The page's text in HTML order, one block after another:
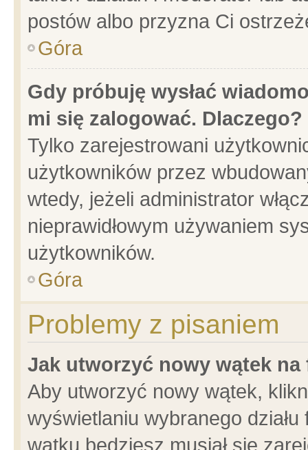
postów albo przyzna Ci
Góra
Gdy próbuję wysłać
mi się zalogować. Dlaczego?
Tylko zarejestrowani
użytkowników przez
wtedy, jeżeli administrator
nieprawidłowym używaniem
użytkowników.
Góra
Problemy z pisaniem
Jak utworzyć nowy wątek na
Aby utworzyć nowy wątek,
wyświetlaniu wybranego
wątku będziesz musiał się